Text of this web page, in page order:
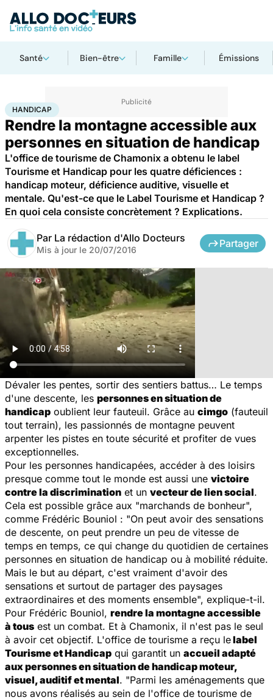
Santé Bien-être Famille Émissions
AccueilSanté Maladies
HANDICAP
Rendre la montagne accessible aux
personnes en situation de handicap
L'office de tourisme de Chamonix a obtenu le label
Tourisme et Handicap pour les quatre déficiences :
handicap moteur, déficience auditive, visuelle et
mentale. Qu'est-ce que le Label Tourisme et Handicap ?
En quoi cela consiste concrètement ? Explications.
Par La rédaction d'Allo Docteurs
Mis à jour le 20/07/2016
Partager
Dévaler les pentes, sortir des sentiers battus… Le temps
d'une descente, les personnes en situation de
handicap oublient leur fauteuil. Grâce au cimgo (fauteuil
tout terrain), les passionnés de montagne peuvent
arpenter les pistes en toute sécurité et profiter de vues
exceptionnelles.
Pour les personnes handicapées, accéder à des loisirs
presque comme tout le monde est aussi une victoire
contre la discrimination et un vecteur de lien social.
Cela est possible grâce aux "marchands de bonheur",
comme Frédéric Bouniol : "On peut avoir des sensations
de descente, on peut prendre un peu de vitesse de
temps en temps, ce qui change du quotidien de certaines
personnes en situation de handicap ou à mobilité réduite.
Mais le but au départ, c'est vraiment d'avoir des
sensations et surtout de partager des paysages
extraordinaires et des moments ensemble", explique-t-il.
Pour Frédéric Bouniol, rendre la montagne accessible
à tous est un combat. Et à Chamonix, il n'est pas le seul
à avoir cet objectif. L'office de tourisme a reçu lelabel
Tourisme et Handicap qui garantit un accueil adapté
aux personnes en situation de handicap moteur,
visuel, auditif et mental. "Parmi les aménagements que
nous avons réalisés au sein de l'office de tourisme de